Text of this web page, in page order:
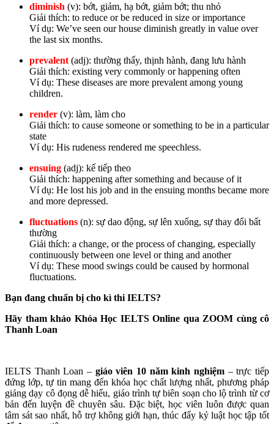
diminish (v): bớt, giảm, hạ bớt, giảm bớt; thu nhỏ
Giải thích: to reduce or be reduced in size or importance
Ví dụ: We’ve seen our house diminish greatly in value over
the last six months.
prevalent (adj): thường thấy, thịnh hành, đang lưu hành
Giải thích: existing very commonly or happening often
Ví dụ: These diseases are more prevalent among young
children.
render (v): làm, làm cho
Giải thích: to cause someone or something to be in a particular
state
Ví dụ: His rudeness rendered me speechless.
ensuing (adj): kế tiếp theo
Giải thích: happening after something and because of it
Ví dụ: He lost his job and in the ensuing months became more
and more depressed.
fluctuations (n): sự dao động, sự lên xuống, sự thay đổi bất
thường
Giải thích: a change, or the process of changing, especially
continuously between one level or thing and another
Ví dụ: These mood swings could be caused by hormonal
fluctuations.
Bạn đang chuẩn bị cho kì thi IELTS?
Hãy tham khảo Khóa Học IELTS Online qua ZOOM cùng cô
Thanh Loan
IELTS Thanh Loan – giáo viên 10 năm kinh nghiệm – trực tiếp
đứng lớp, tự tin mang đến khóa học chất lượng nhất, phương pháp
giảng dạy cô đọng dễ hiểu, giáo trình tự biên soạn cho lộ trình từ cơ
bản đến luyện đề chuyên sâu. Đặc biệt, học viên luôn được quan
tâm sát sao nhất, hỗ trợ không giới hạn, thúc đẩy kỷ luật học tập tốt